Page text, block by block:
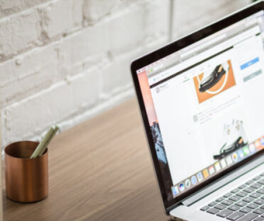
Crédito
e
obter
juros
menores.